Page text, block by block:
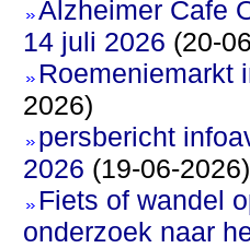
Alzheimer Cafe
14 juli 2026 (20-
Roemeniemarkt
2026)
persbericht
2026 (19-06-2026)
Fiets of wandel
onderzoek naar